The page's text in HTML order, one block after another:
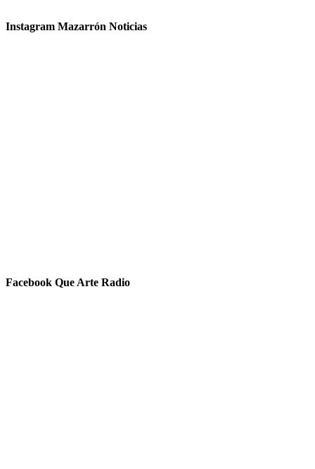
Instagram Mazarrón Noticias
Facebook Que Arte Radio